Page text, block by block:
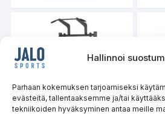
Hallinnoi
Parhaan kokemuksen tarjoamiseksi
evästeitä, tallentaaksemme ja/tai
tekniikoiden hyväksyminen antaa meille